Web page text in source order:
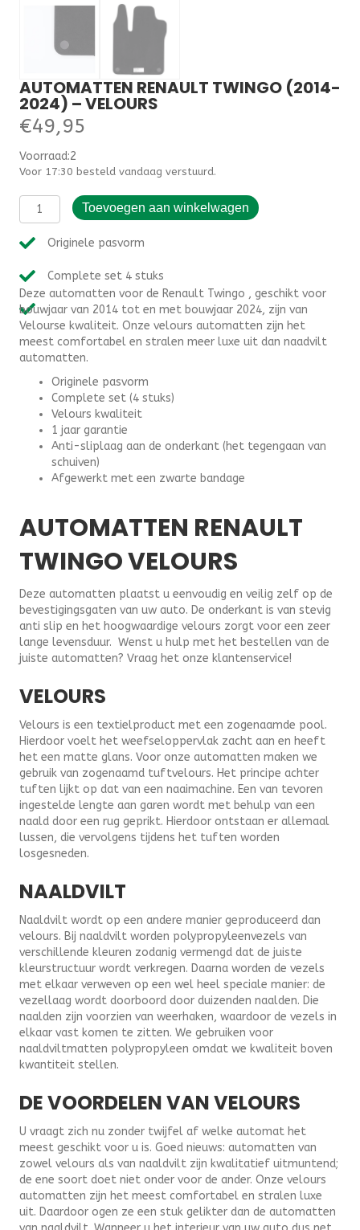
AUTOMATTEN RENAULT TWINGO (2014-
2024) – VELOURS
€49,95
Voorraad:2
Voor 17:30 besteld vandaag verstuurd.
Automatten
Renault
Twingo
(2014-
-
Velours
aantal
Toevoegen aan winkelwagen
Originele pasvorm
Complete set 4 stuks
Deze automatten voor de Renault Twingo , geschikt voor
bouwjaar van 2014 tot en met bouwjaar 2024, zijn van
Velourse kwaliteit. Onze velours automatten zijn het
meest comfortabel en stralen meer luxe uit dan naadvilt
automatten.
Originele pasvorm
Complete set (4 stuks)
Velours kwaliteit
1 jaar garantie
Anti-sliplaag aan de onderkant (het tegengaan van
schuiven)
Afgewerkt met een zwarte bandage
AUTOMATTEN RENAULT
TWINGO VELOURS
Deze automatten plaatst u eenvoudig en veilig zelf op de
bevestigingsgaten van uw auto. De onderkant is van stevig
anti slip en het hoogwaardige velours zorgt voor een zeer
lange levensduur. Wenst u hulp met het bestellen van de
juiste automatten? Vraag het onze klantenservice!
VELOURS
Velours is een textielproduct met een zogenaamde pool.
Hierdoor voelt het weefseloppervlak zacht aan en heeft
het een matte glans. Voor onze automatten maken we
gebruik van zogenaamd tuftvelours. Het principe achter
tuften lijkt op dat van een naaimachine. Een van tevoren
ingestelde lengte aan garen wordt met behulp van een
naald door een rug geprikt. Hierdoor ontstaan er allemaal
lussen, die vervolgens tijdens het tuften worden
losgesneden.
NAALDVILT
Naaldvilt wordt op een andere manier geproduceerd dan
velours. Bij naaldvilt worden polypropyleenvezels van
verschillende kleuren zodanig vermengd dat de juiste
kleurstructuur wordt verkregen. Daarna worden de vezels
met elkaar verweven op een wel heel speciale manier: de
vezellaag wordt doorboord door duizenden naalden. Die
naalden zijn voorzien van weerhaken, waardoor de vezels in
elkaar vast komen te zitten. We gebruiken voor
naaldviltmatten polypropyleen omdat we kwaliteit boven
kwantiteit stellen.
DE VOORDELEN VAN VELOURS
U vraagt zich nu zonder twijfel af welke automat het
meest geschikt voor u is. Goed nieuws: automatten van
zowel velours als van naaldvilt zijn kwalitatief uitmuntend;
de ene soort doet niet onder voor de ander. Onze velours
automatten zijn het meest comfortabel en stralen luxe
uit. Daardoor ogen ze een stuk gelikter dan de automatten